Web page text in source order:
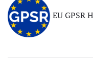
EU GPSR